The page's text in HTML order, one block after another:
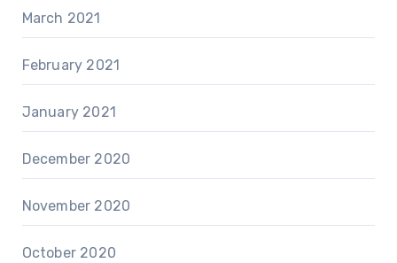
March 2021
February 2021
January 2021
December 2020
November 2020
October 2020